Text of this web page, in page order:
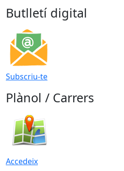
Butlletí digital
Subscriu-te
Plànol / Carrers
Accedeix